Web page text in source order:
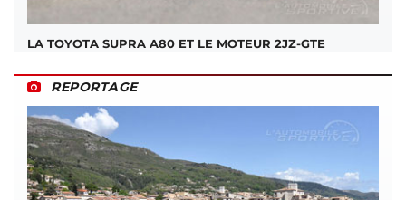
LA TOYOTA SUPRA A80 ET LE MOTEUR 2JZ-GTE
REPORTAGE